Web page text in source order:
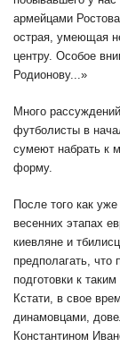
армейцами
острая, умеющая
центру. Особое
Родионову...»
Много
футболисты в
сумеют набрать к
форму.
После того как
весенних этапах
киевляне и
предполагать, что
подготовки к
Кстати, в свое
динамовцами,
Константином